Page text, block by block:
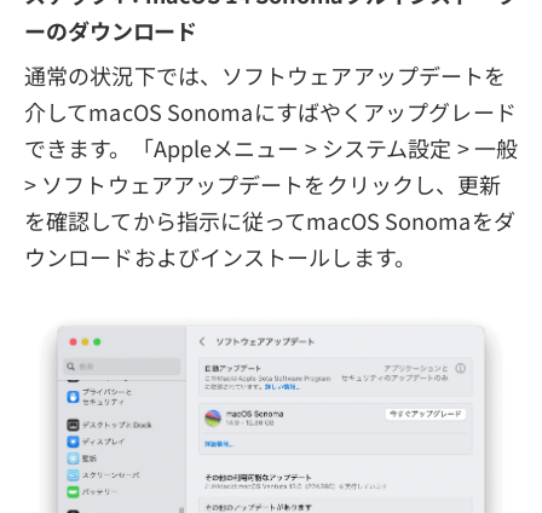
ーのダウンロード
通常の状況下では、ソフトウェアアップデートを
介してmacOS Sonomaにすばやくアップグレード
できます。「Appleメニュー > システム設定 > 一般
> ソフトウェアアップデートをクリックし、更新
を確認してから指示に従ってmacOS Sonomaをダ
ウンロードおよびインストールします。